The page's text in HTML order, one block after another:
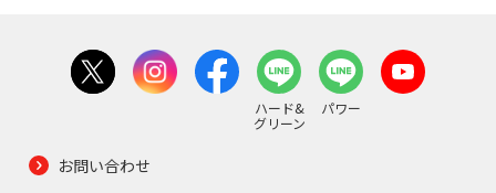
ハード&
グリーン
パワー
お問い合わせ